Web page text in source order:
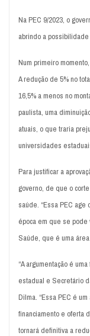
Na PEC 9/2023, o
abrindo a
Num primeiro
A redução de 5% no
16,5% a menos no
paulista, uma
atuais, o que traria
universidades
Para justificar a
governo, de que o
saúde. “Essa PEC
época em que se pode
Saúde, que é uma
“A argumentação é
estadual e Secretário
Dilma. “Essa PEC é
financiamento e oferta
tornará definitiva a